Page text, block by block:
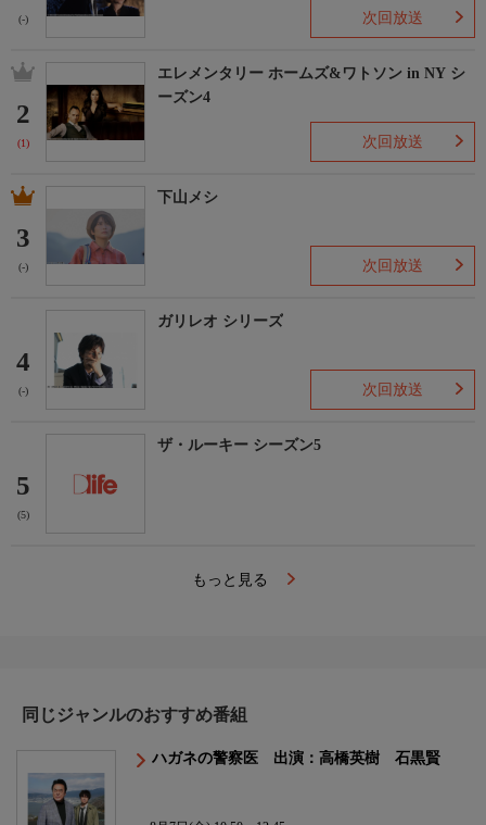
(-) 次回放送
2
(1)
エレメンタリー ホームズ&ワトソン in NY シ
ーズン4
次回放送
3
(-)
下山メシ
次回放送
4
(-)
ガリレオ シリーズ
次回放送
5
(5)
ザ・ルーキー シーズン5
もっと見る
同じジャンルのおすすめ番組
ハガネの警察医 出演：高橋英樹 石黒賢